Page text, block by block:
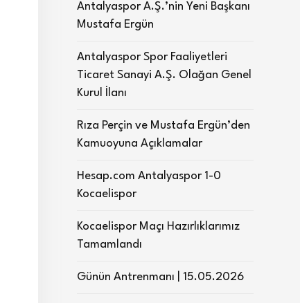
Antalyaspor A.Ş.’nin Yeni Başkanı
Mustafa Ergün
Antalyaspor Spor Faaliyetleri
Ticaret Sanayi A.Ş. Olağan Genel
Kurul İlanı
Rıza Perçin ve Mustafa Ergün’den
Kamuoyuna Açıklamalar
Hesap.com Antalyaspor 1-0
Kocaelispor
Kocaelispor Maçı Hazırlıklarımız
Tamamlandı
Günün Antrenmanı | 15.05.2026